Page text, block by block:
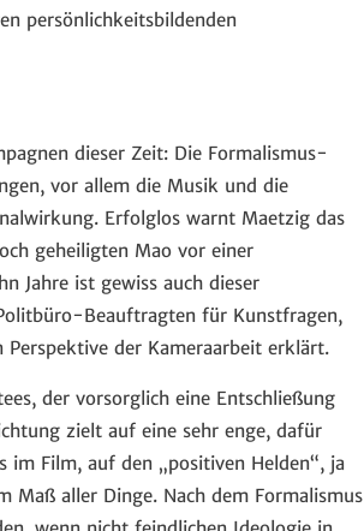
persönlichkeitsbildenden
dieser Zeit: Die Formalismus-
vor allem die Musik und die
Erfolglos warnt Maetzig das
geheiligten Mao vor einer
Jahre ist gewiss auch dieser
Beauftragten für Kunstfragen,
der Kameraarbeit erklärt.
der vorsorglich eine Entschließung
zielt auf eine sehr enge, dafür
im Film, auf den „positiven Helden“, ja
Maß aller Dinge. Nach dem Formalismus